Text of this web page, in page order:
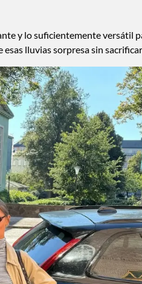
y lo suficientemente versátil
lluvias sorpresa sin